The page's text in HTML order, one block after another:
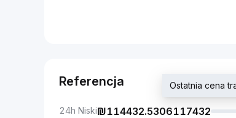
Referencja
24h Niski₪114432.5306117432
Ostatnia cena